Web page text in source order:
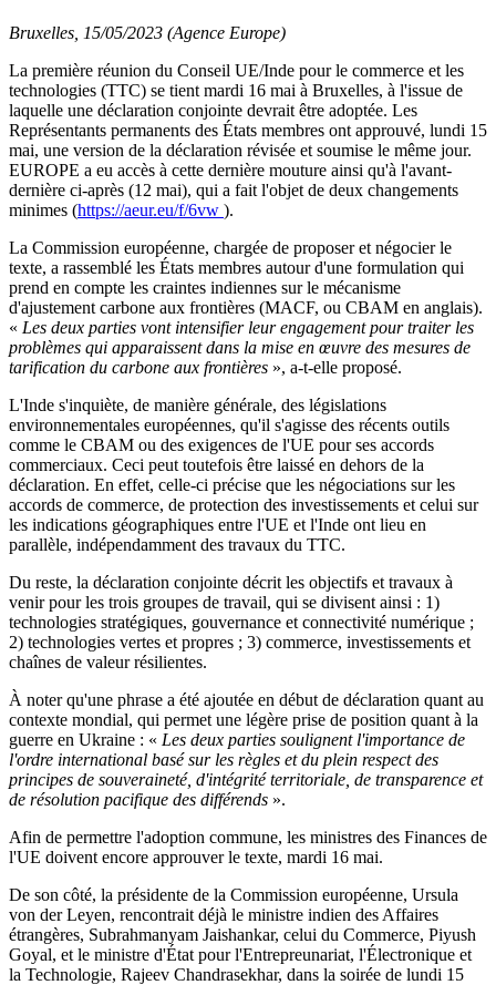
Bruxelles, 15/05/2023 (Agence Europe)
La première réunion du Conseil UE/Inde pour le commerce et les
technologies (TTC) se tient mardi 16 mai à Bruxelles, à l'issue de
laquelle une déclaration conjointe devrait être adoptée. Les
Représentants permanents des États membres ont approuvé, lundi 15
mai, une version de la déclaration révisée et soumise le même jour.
EUROPE a eu accès à cette dernière mouture ainsi qu'à l'avant-
dernière ci-après (12 mai), qui a fait l'objet de deux changements
minimes (https://aeur.eu/f/6vw ).
La Commission européenne, chargée de proposer et négocier le
texte, a rassemblé les États membres autour d'une formulation qui
prend en compte les craintes indiennes sur le mécanisme
d'ajustement carbone aux frontières (MACF, ou CBAM en anglais).
« Les deux parties vont intensifier leur engagement pour traiter les
problèmes qui apparaissent dans la mise en œuvre des mesures de
tarification du carbone aux frontières », a-t-elle proposé.
L'Inde s'inquiète, de manière générale, des législations
environnementales européennes, qu'il s'agisse des récents outils
comme le CBAM ou des exigences de l'UE pour ses accords
commerciaux. Ceci peut toutefois être laissé en dehors de la
déclaration. En effet, celle-ci précise que les négociations sur les
accords de commerce, de protection des investissements et celui sur
les indications géographiques entre l'UE et l'Inde ont lieu en
parallèle, indépendamment des travaux du TTC.
Du reste, la déclaration conjointe décrit les objectifs et travaux à
venir pour les trois groupes de travail, qui se divisent ainsi : 1)
technologies stratégiques, gouvernance et connectivité numérique ;
2) technologies vertes et propres ; 3) commerce, investissements et
chaînes de valeur résilientes.
À noter qu'une phrase a été ajoutée en début de déclaration quant au
contexte mondial, qui permet une légère prise de position quant à la
guerre en Ukraine : « Les deux parties soulignent l'importance de
l'ordre international basé sur les règles et du plein respect des
principes de souveraineté, d'intégrité territoriale, de transparence et
de résolution pacifique des différends ».
Afin de permettre l'adoption commune, les ministres des Finances de
l'UE doivent encore approuver le texte, mardi 16 mai.
De son côté, la présidente de la Commission européenne, Ursula
von der Leyen, rencontrait déjà le ministre indien des Affaires
étrangères, Subrahmanyam Jaishankar, celui du Commerce, Piyush
Goyal, et le ministre d'État pour l'Entrepreunariat, l'Électronique et
la Technologie, Rajeev Chandrasekhar, dans la soirée de lundi 15